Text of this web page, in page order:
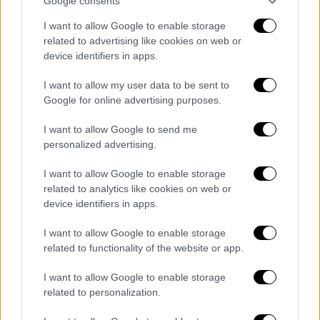
I want to allow Google to enable storage
related to advertising like cookies on web or
device identifiers in apps.
I want to allow my user data to be sent to
Google for online advertising purposes.
I want to allow Google to send me
personalized advertising.
I want to allow Google to enable storage
related to analytics like cookies on web or
device identifiers in apps.
I want to allow Google to enable storage
related to functionality of the website or app.
I want to allow Google to enable storage
related to personalization.
Η γεωγραφική κατανομή των
κρουσμάτων
ΑΙΤΩΛΟΑΚΑΡΝΑΝΙΑΣ 153
ΑΝΑΤΟΛΙΚΗΣ ΑΤΤΙΚΗΣ 214
ΑΡΓΟΛΙΔΑΣ 51
ΑΡΚΑΔΙΑΣ 49
ΑΡΤΑΣ 40
ΑΧΑΪΑΣ 219